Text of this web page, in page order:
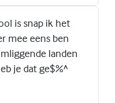
is snap ik het
mee eens ben
landen
je dat ge$%^